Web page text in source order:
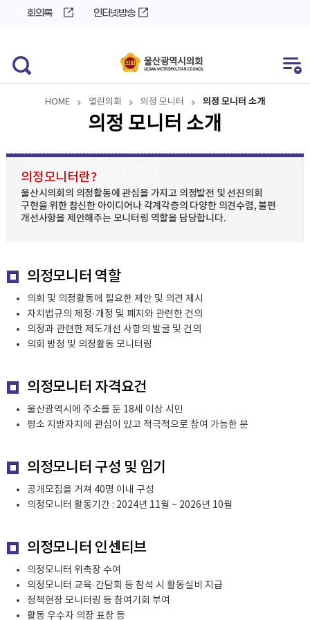
회의록 인터넷방송
HOME 열린의회 의정 모니터 의정 모니터 소개
의정 모니터 소개
의정모니터란?
울산시의회의 의정활동에 관심을 가지고 의정발전 및 선진의회
구현을 위한 참신한 아이디어나 각계각층의 다양한 의견수렴, 불편·
개선사항을 제안해주는 모니터링 역할을 담당합니다.
의정모니터 역할
의회 및 의정활동에 필요한 제안 및 의견 제시
자치법규의 제정·개정 및 폐지와 관련한 건의
의정과 관련한 제도개선 사항의 발굴 및 건의
의회 방청 및 의정활동 모니터링
의정모니터 자격요건
울산광역시에 주소를 둔 18세 이상 시민
평소 지방자치에 관심이 있고 적극적으로 참여 가능한 분
의정모니터 구성 및 임기
공개모집을 거쳐 40명 이내 구성
의정모니터 활동기간 : 2024년 11월 ~ 2026년 10월
의정모니터 인센티브
의정모니터 위촉장 수여
의정모니터 교육·간담회 등 참석 시 활동실비 지급
정책현장 모니터링 등 참여기회 부여
활동 우수자 의장 표창 등